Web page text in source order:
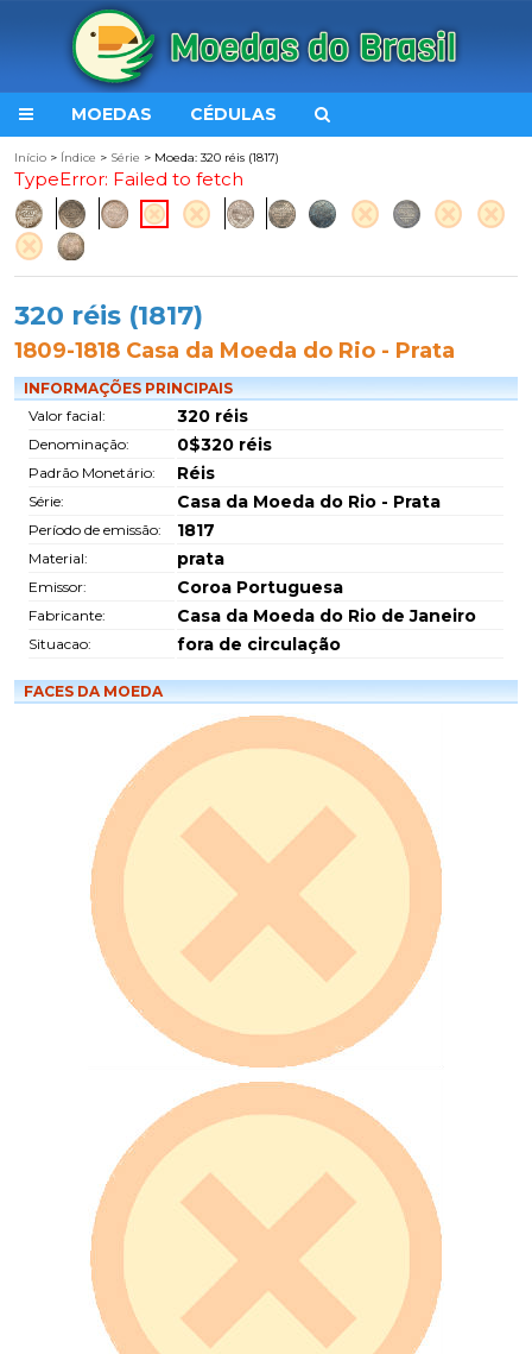
MOEDAS CÉDULAS
Início > Índice > Série > Moeda: 320 réis (1817)
TypeError: Failed to fetch
320 réis (1817)
1809-1818 Casa da Moeda do Rio - Prata
INFORMAÇÕES PRINCIPAIS
Valor facial:
320 réis
Denominação: 0$320 réis
Padrão Monetário: Réis
Série: Casa da Moeda do Rio - Prata
Período de emissão: 1817
Material: prata
Emissor: Coroa Portuguesa
Fabricante: Casa da Moeda do Rio de Janeiro
Situacao: fora de circulação
FACES DA MOEDA